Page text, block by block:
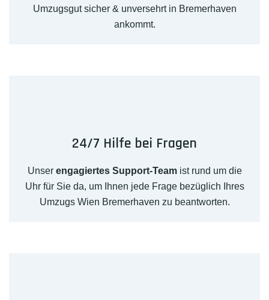
Umzugsgut sicher & unversehrt in Bremerhaven
ankommt.
24/7 Hilfe bei Fragen
Unser engagiertes Support-Teamist rund um die
Uhr für Sie da, um Ihnen jede Frage bezüglich Ihres
Umzugs Wien Bremerhaven zu beantworten.